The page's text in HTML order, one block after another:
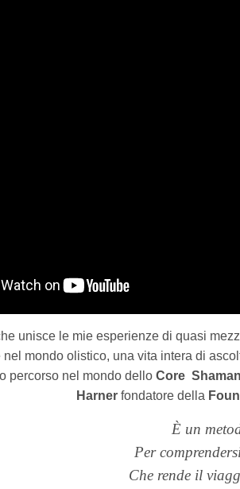
unisce le mie esperienze di quasi
nel mondo olistico, una vita intera di
percorso nel mondo delloCore
Harnerfondatore della
È un
Per
Che rende il